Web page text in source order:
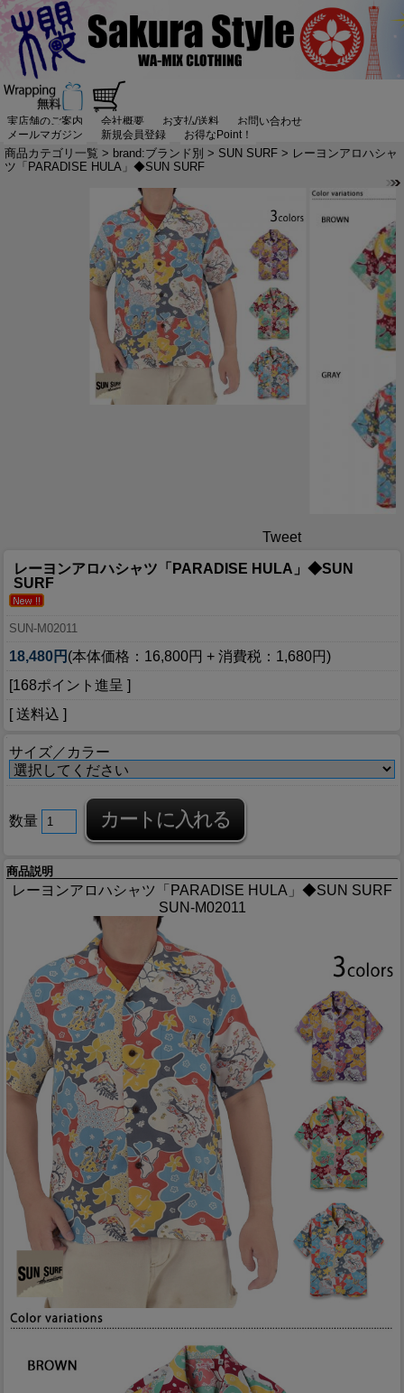
実店舗のご案内 会社概要 お支払/送料
お問い合わせ
メールマガジン
新規会員登録 お得なPoint！
商品カテゴリ一覧 > brand:ブランド別 > SUN SURF > レーヨンアロハシャ
ツ「PARADISE HULA」◆SUN SURF
Tweet
レーヨンアロハシャツ「PARADISE HULA」◆SUN
SURF
SUN-M02011
18,480円 (本体価格：16,800円 + 消費税：1,680円)
[168ポイント進呈 ]
[ 送料込 ]
サイズ／カラー
数量
商品説明
レーヨンアロハシャツ「PARADISE HULA」◆SUN SURF
SUN-M02011